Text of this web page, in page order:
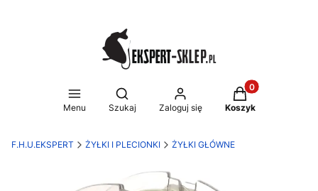
Menu
Otwórz wyszukiwarkę
Szukaj Zaloguj się
Produkty w
Koszyk
F.H.U.EKSPERT ŻYŁKI I PLECIONKI ŻYŁKI GŁÓWNE